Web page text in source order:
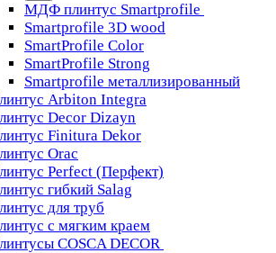
МДФ плинтус Smartprofile
Smartprofile 3D wood
SmartProfile Color
SmartProfile Strong
Smartprofile металлизированный
Arbiton Integra
Decor Dizayn
Finitura Dekor
Orac
Perfect (Перфект)
гибкий Salag
для труб
с мягким краем
COSCA DECOR